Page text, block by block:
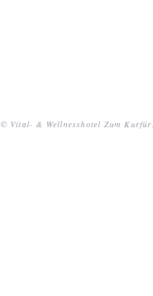
© Vital- & Wellnesshotel Zum